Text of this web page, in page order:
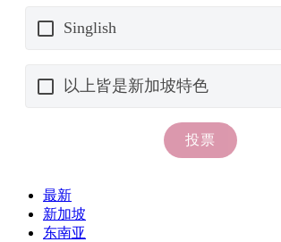
最新
新加坡
东南亚